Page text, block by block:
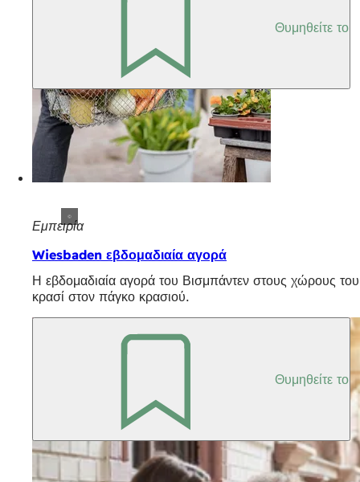
Θυμηθείτε το
Εμπειρία
Wiesbaden εβδομαδιαία αγορά
Η εβδομαδιαία αγορά του Βισμπάντεν στους χώρους
κρασί στον πάγκο κρασιού.
Θυμηθείτε το